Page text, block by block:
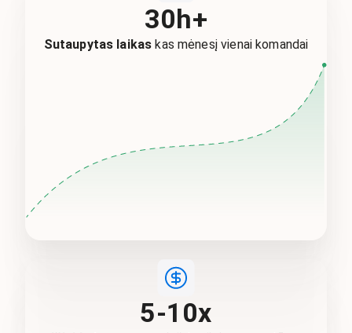
30h+
Sutaupytas laikas kas mėnesį vienai komandai
5-10x